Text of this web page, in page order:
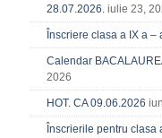
28.07.2026. iulie 23,
Înscriere clasa a IX a
Calendar
2026
HOT. CA 09.06.2026
Înscrierile pentru clasa